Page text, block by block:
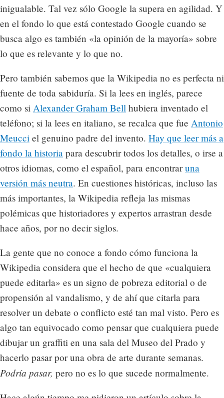
inigualable. Tal vez sólo Google la supera en agilidad. Y
en el fondo lo que está contestado Google cuando se
busca algo es también «la opinión de la mayoría» sobre
lo que es relevante y lo que no.
Pero también sabemos que la Wikipedia no es perfecta ni
fuente de toda sabiduría. Si la lees en inglés, parece
como si Alexander Graham Bell hubiera inventado el
teléfono; si la lees en italiano, se recalca que fue Antonio
Meucci el genuino padre del invento. Hay que leer más a
fondo la historia para descubrir todos los detalles, o irse a
otros idiomas, como el español, para encontraruna
versión más neutra. En cuestiones históricas, incluso las
más importantes, la Wikipedia refleja las mismas
polémicas que historiadores y expertos arrastran desde
hace años, por no decir siglos.
La gente que no conoce a fondo cómo funciona la
Wikipedia considera que el hecho de que «cualquiera
puede editarla» es un signo de pobreza editorial o de
propensión al vandalismo, y de ahí que citarla para
resolver un debate o conflicto esté tan mal visto. Pero es
algo tan equivocado como pensar que cualquiera puede
dibujar un graffiti en una sala del Museo del Prado y
hacerlo pasar por una obra de arte durante semanas.
Podría pasar, pero no es lo que sucede normalmente.